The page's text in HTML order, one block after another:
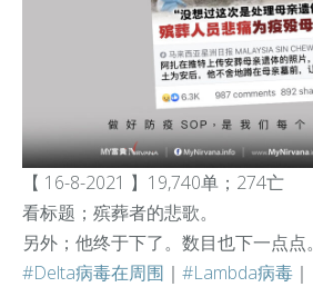
【 16-8-2021 】19,740单；274亡
看标题；殡葬者的悲歌。
另外；他终于下了。数目也下一点点。
#Delta病毒在周围 ｜ #Lambda病毒 ｜